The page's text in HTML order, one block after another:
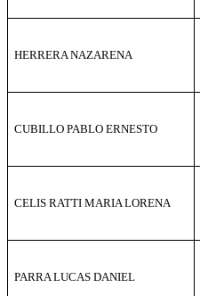
HERRERA NAZARENA
CUBILLO PABLO ERNESTO
CELIS RATTI MARIA LORENA
PARRA LUCAS DANIEL